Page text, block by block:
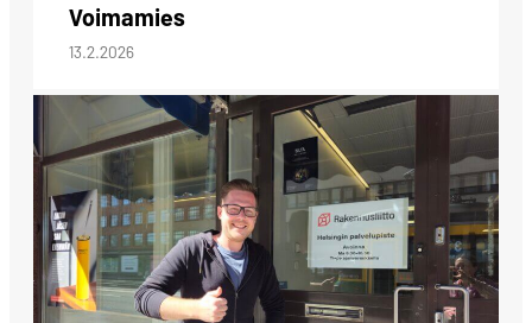
Voimamies
13.2.2026